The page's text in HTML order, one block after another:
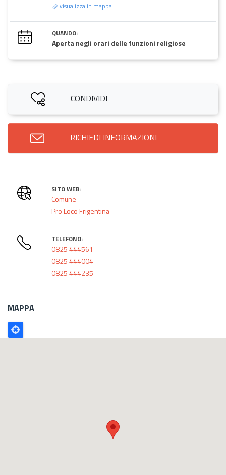
visualizza in mappa
QUANDO:
Aperta negli orari delle funzioni religiose
CONDIVIDI
RICHIEDI INFORMAZIONI
SITO WEB:
Comune
Pro Loco Frigentina
TELEFONO:
0825 444561
0825 444004
0825 444235
MAPPA
Poligono
GEO